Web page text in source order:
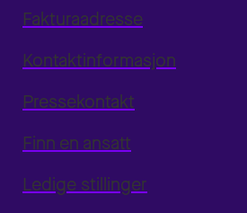
Fakturaadresse
Kontaktinformasjon
Pressekontakt
Finn en ansatt
Ledige stillinger